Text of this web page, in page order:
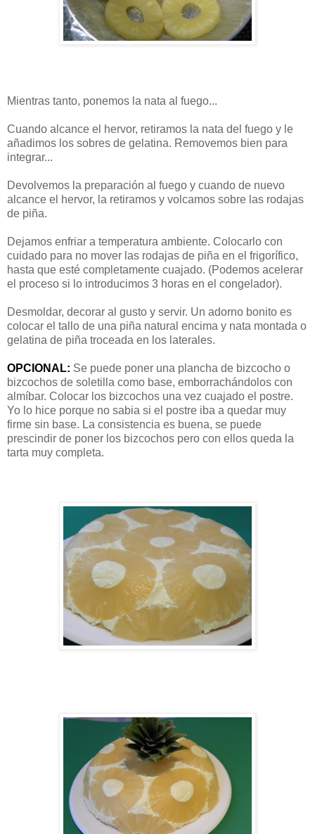
Mientras tanto, ponemos la nata al fuego...
Cuando alcance el hervor, retiramos la nata del fuego y le
añadimos los sobres de gelatina. Removemos bien para
integrar...
Devolvemos la preparación al fuego y cuando de nuevo
alcance el hervor, la retiramos y volcamos sobre las rodajas
de piña.
Dejamos enfriar a temperatura ambiente. Colocarlo con
cuidado para no mover las rodajas de piña en el frigorífico,
hasta que esté completamente cuajado. (Podemos acelerar
el proceso si lo introducimos 3 horas en el congelador).
Desmoldar, decorar al gusto y servir. Un adorno bonito es
colocar el tallo de una piña natural encima y nata montada o
gelatina de piña troceada en los laterales.
OPCIONAL: Se puede poner una plancha de bizcocho o
bizcochos de soletilla como base, emborrachándolos con
almíbar. Colocar los bizcochos una vez cuajado el postre.
Yo lo hice porque no sabia si el postre iba a quedar muy
firme sin base. La consistencia es buena, se puede
prescindir de poner los bizcochos pero con ellos queda la
tarta muy completa.